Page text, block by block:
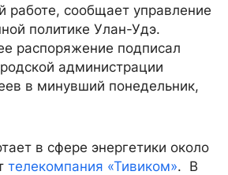
работе, сообщает управление
политике Улан-Удэ.
распоряжение подписал
администрации
в минувший понедельник,
в сфере энергетики около
телекомпания «Тивиком». В